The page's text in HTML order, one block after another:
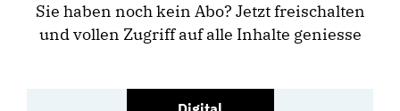
Sie haben noch kein Abo? Jetzt freischalten
und vollen Zugriff auf alle Inhalte geniesse